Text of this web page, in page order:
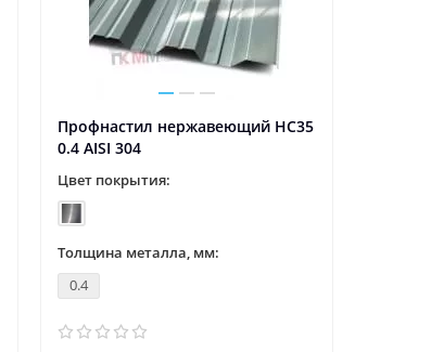
Профнастил нержавеющий НС35
0.4 AISI 304
Цвет покрытия:
Толщина металла, мм:
0.4